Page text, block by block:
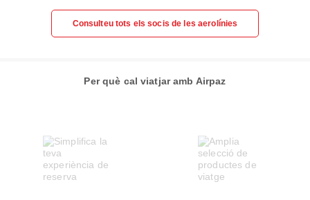
Consulteu tots els socis de les aerolínies
Per què cal viatjar amb Airpaz